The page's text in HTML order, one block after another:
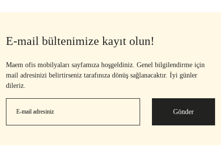
E-mail bültenimize kayıt olun!
Maem ofis mobilyaları sayfamıza hoşgeldiniz. Genel bilgilendirme için
mail adresinizi belirtirseniz tarafınıza dönüş sağlanacaktır. İyi günler
dileriz.
Gönder